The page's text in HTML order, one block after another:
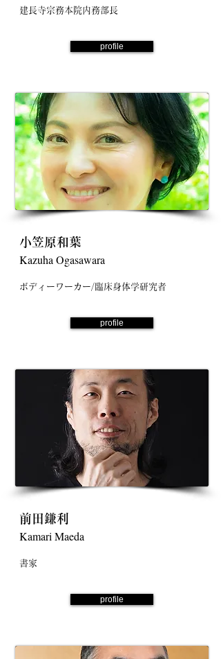
建長寺宗務本院内務部長
profile
小笠原和葉
Kazuha Ogasawara
ボディーワーカー/臨床身体学研究者
profile
前田鎌利
Kamari Maeda
書家
profile